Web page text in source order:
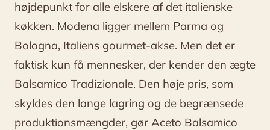
højdepunkt for alle elskere af det italienske
køkken. Modena ligger mellem Parma og
Bologna, Italiens gourmet-akse. Men det er
faktisk kun få mennesker, der kender den ægte
Balsamico Tradizionale. Den høje pris, som
skyldes den lange lagring og de begrænsede
produktionsmængder, gør Aceto Balsamico